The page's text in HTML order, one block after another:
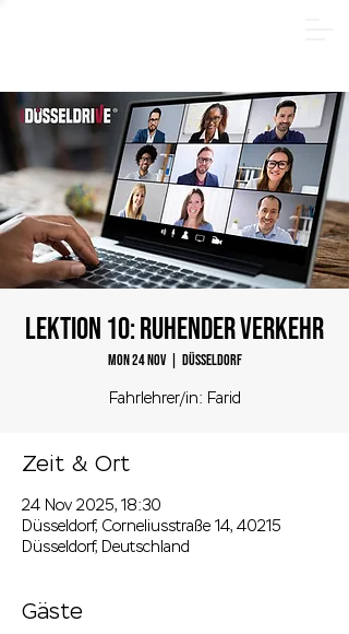
LEKTION 10: Ruhender Verkehr
Mon 24 Nov
  |
Düsseldorf
Fahrlehrer/in: Farid
Zeit & Ort
24 Nov 2025, 18:30
Düsseldorf, Corneliusstraße 14, 40215
Düsseldorf, Deutschland
Gäste